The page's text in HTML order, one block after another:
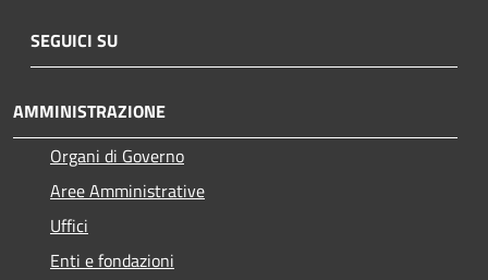
SEGUICI SU
AMMINISTRAZIONE
Organi di Governo
Aree Amministrative
Uffici
Enti e fondazioni